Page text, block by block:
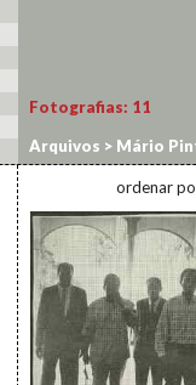
Fotografias: 11
Arquivos > Mário
3.3. Cabo Verde/
ordenar